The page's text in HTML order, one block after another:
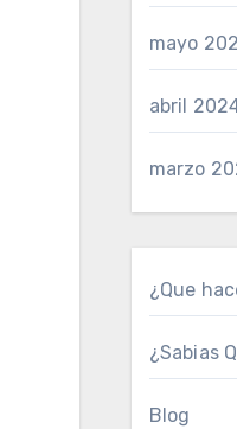
mayo
abril
marzo
¿Que
¿Sabias
Blog